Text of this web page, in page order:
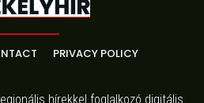
PRIVACY POLICY
hírekkel foglalkozó digitális